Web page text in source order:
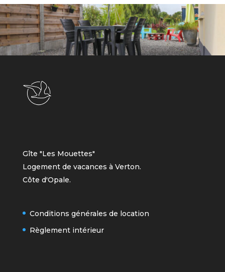
Gîte "Les Mouettes"
Logement de vacances à Verton.
Côte d'Opale.
Conditions générales de location
Règlement intérieur